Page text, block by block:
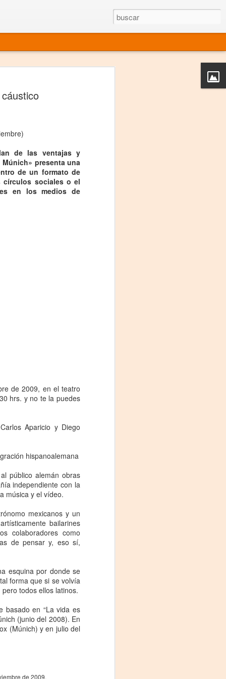
de las ventajas y
presenta una
de un formato de
círculos sociales o el
en los medios de
de 2009, en el teatro
hrs. y no te la puedes
Aparicio y Diego
hispanoalemana
público alemán obras
independiente con la
música y el vídeo.
mexicanos y un
bailarines
colaboradores como
de pensar y, eso sí,
esquina por donde se
forma que si se volvía
todos ellos latinos.
basado en “La vida es
(junio del 2008). En
(Múnich) y en julio del
de 2009.
en el mundo
"Emilio Carballido" 2014.
de Derechos Humanos.
Las Nueve Musas
Biblioteca Rodó
dirigida por Andrés Leal Bentancur
Fine y Laura Barboza